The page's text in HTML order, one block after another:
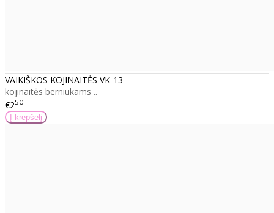
VAIKIŠKOS KOJINAITĖS VK-13
kojinaitės berniukams ..
€250